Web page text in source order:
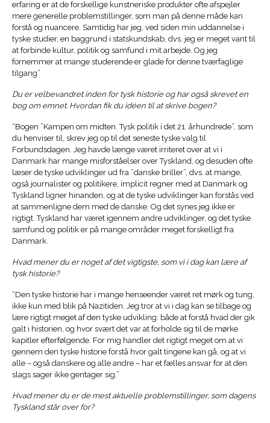
erfaring er at de forskellige kunstneriske produkter ofte afspejler
mere generelle problemstillinger, som man på denne måde kan
forstå og nuancere. Samtidig har jeg, ved siden min uddannelse i
tyske studier, en baggrund i statskundskab, dvs. jeg er meget vant til
at forbinde kultur, politik og samfund i mit arbejde. Og jeg
fornemmer at mange studerende er glade for denne tværfaglige
tilgang”
Du er velbevandret inden for tysk historie og har også skrevet en
bog om emnet. Hvordan fik du idéen til at skrive bogen?
“Bogen ”Kampen om midten. Tysk politik i det 21. århundrede”, som
du henviser til, skrev jeg op til det seneste tyske valg til
Forbundsdagen. Jeg havde længe været irriteret over at vi i
Danmark har mange misforståelser over Tyskland, og desuden ofte
læser de tyske udviklinger ud fra ”danske briller”, dvs. at mange,
også journalister og politikere, implicit regner med at Danmark og
Tyskland ligner hinanden, og at de tyske udviklinger kan forstås ved
at sammenligne dem med de danske. Og det synes jeg ikke er
rigtigt. Tyskland har været igennem andre udviklinger, og det tyske
samfund og politik er på mange områder meget forskelligt fra
Danmark.
Hvad mener du er noget af det vigtigste, som vi i dag kan lære af
tysk historie?
“Den tyske historie har i mange henseender været ret mørk og tung,
ikke kun med blik på Nazitiden. Jeg tror at vi i dag kan se tilbage og
lære rigtigt meget af den tyske udvikling: både at forstå hvad der gik
galt i historien, og hvor svært det var at forholde sig til de mørke
kapitler efterfølgende. For mig handler det rigtigt meget om at vi
gennem den tyske historie forstå hvor galt tingene kan gå, og at vi
alle – også danskere og alle andre – har et fælles ansvar for at den
slags sager ikke gentager sig.”
Hvad mener du er de mest aktuelle problemstillinger, som dagens
Tyskland står over for?